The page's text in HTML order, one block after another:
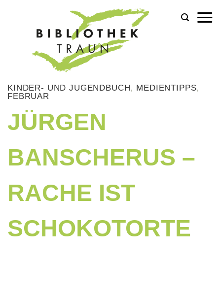
KINDER- UND JUGENDBUCH, MEDIENTIPPS,
FEBRUAR
JÜRGEN
BANSCHERUS –
RACHE IST
SCHOKOTORTE